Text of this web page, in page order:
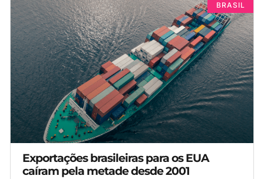
BRASIL
Exportações brasileiras para os EUA
caíram pela metade desde 2001